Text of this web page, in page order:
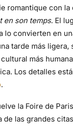
romantique con la
en son temps. El
lo convierten en
tarde más ligera,
más
Los detalles
.
la Foire de
de las grandes